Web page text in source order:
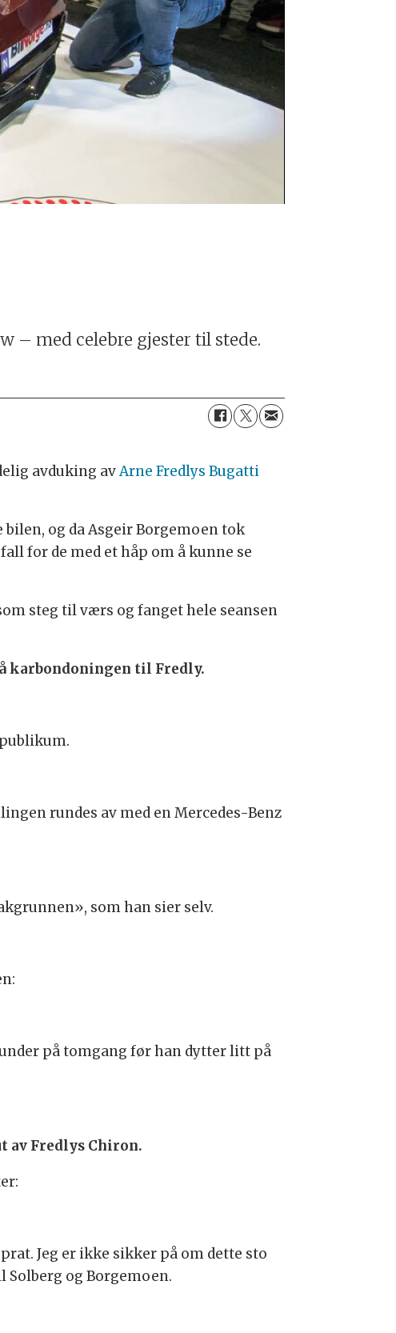
– med celebre gjester til stede.
avduking avArne Fredlys Bugatti
og da Asgeir Borgemoen tok
for de med et håp om å kunne se
steg til værs og fanget hele seansen
karbondoningen til Fredly.
rundes av med en Mercedes-Benz
som han sier selv.
på tomgang før han dytter litt på
av Fredlys Chiron.
Jeg er ikke sikker på om dette sto
og Borgemoen.